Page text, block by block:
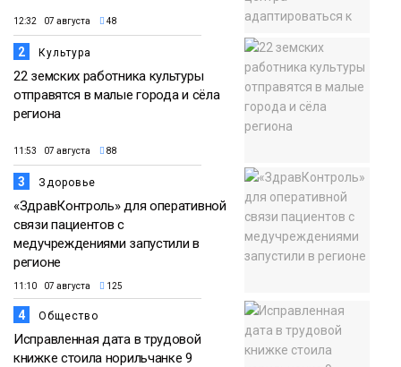
12:32 07 августа 48
2 Культура
22 земских работника культуры
отправятся в малые города и сёла
региона
11:53 07 августа 88
3 Здоровье
«ЗдравКонтроль» для оперативной
связи пациентов с
медучреждениями запустили в
регионе
11:10 07 августа 125
4 Общество
Исправленная дата в трудовой
книжке стоила норильчанке 9